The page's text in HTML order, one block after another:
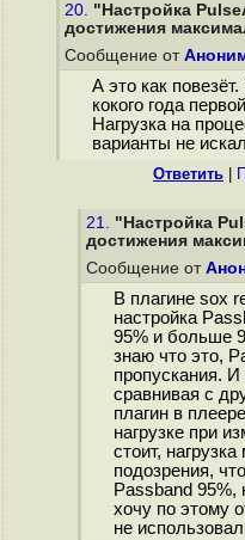
20. "Настройка
достижения
Сообщение от
А это как
кокого года
Нагрузка на
варианты не
Ответить
21. "Настройка
достижения
Сообщение от
В плагине sox
настройка
95% и больше
знаю что это,
пропускания.
сравнивая с
плагин в
нагрузке при
стоит,
подозрения,
Passband 95%,
хочу по этому
не